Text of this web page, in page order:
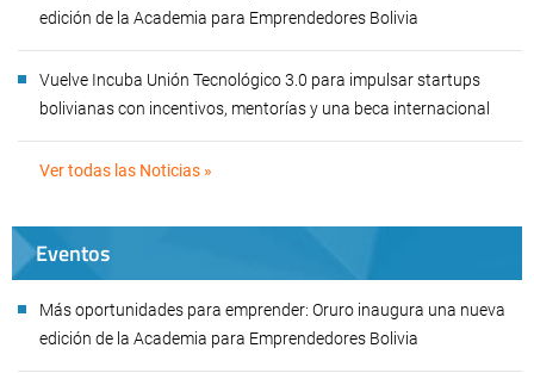
edición de la Academia para Emprendedores Bolivia
Vuelve Incuba Unión Tecnológico 3.0 para impulsar startups
bolivianas con incentivos, mentorías y una beca internacional
Ver todas las Noticias »
Eventos
Más oportunidades para emprender: Oruro inaugura una nueva
edición de la Academia para Emprendedores Bolivia